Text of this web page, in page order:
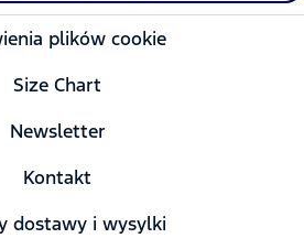
plików cookie
Size Chart
Newsletter
Kontakt
dostawy i wysylki